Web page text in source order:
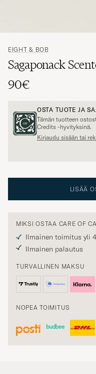
EIGHT & BOB
Sagaponack
90€
OSTA TUOTE JA
Tämän tuotteen
Credits -hyvityksinä.
Kirjaudu sisään tai
LISÄÄ
MIKSI OSTAA CARE OF
Ilmainen toimitus yli
Ilmainen palautus
TURVALLINEN MAKSU
NOPEA TOIMITUS